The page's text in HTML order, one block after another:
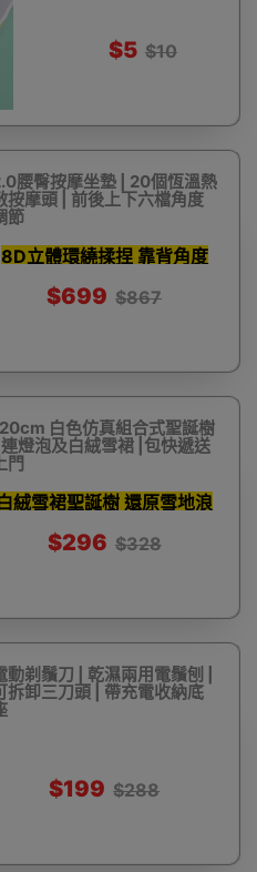
$5 $10
腰臀按摩坐墊 | 20個恆溫熱
按摩頭 | 前後上下六檔角度
節
8D立體環繞揉捏 靠背角度
$699 $867
白色仿真組合式聖誕樹
| 連燈泡及白絨雪裙 |包快遞送
門
絨雪裙聖誕樹 還原雪地浪
$296 $328
動剃鬚刀 | 乾濕兩用電鬚刨 |
拆卸三刀頭 | 帶充電收納底
$199 $288